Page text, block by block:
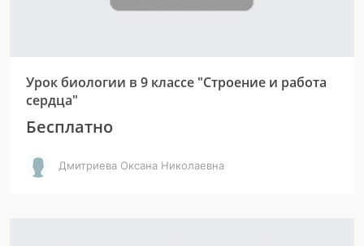
Урок биологии в 9 классе "Строение и работа
сердца"
Бесплатно
Дмитриева Оксана Николаевна